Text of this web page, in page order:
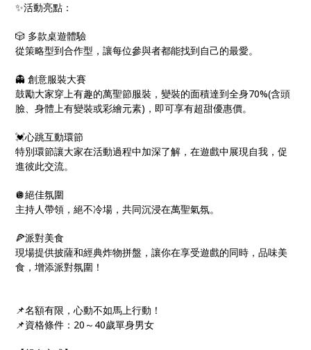
✨活動亮點：
🎲 多款桌遊體驗
從策略型到合作型，讓每位參與者都能找到自己的最愛。
👻 創意服裝大賽
鼓勵大家穿上有趣的萬聖節服裝，變裝的面積達到全身70%(含頭
臉、身體上有變裝或彩繪元素)，即可享有超甜優惠價。
💓心跳互動環節
特別環節讓大家在活動過程中加深了解，在遊戲中展現自我，促
進彼此交流。
🪩絕佳氛圍
主持人帶領，絕不冷場，共同沉浸在萬聖氣氛。
🍕派對美食
現場提供披薩和經典炸物拼盤，讓你在享受遊戲的同時，品味美
食，增添派對氛圍！
📌名額有限，心動不如馬上行動！
📌資格條件：20～40歲單身男女